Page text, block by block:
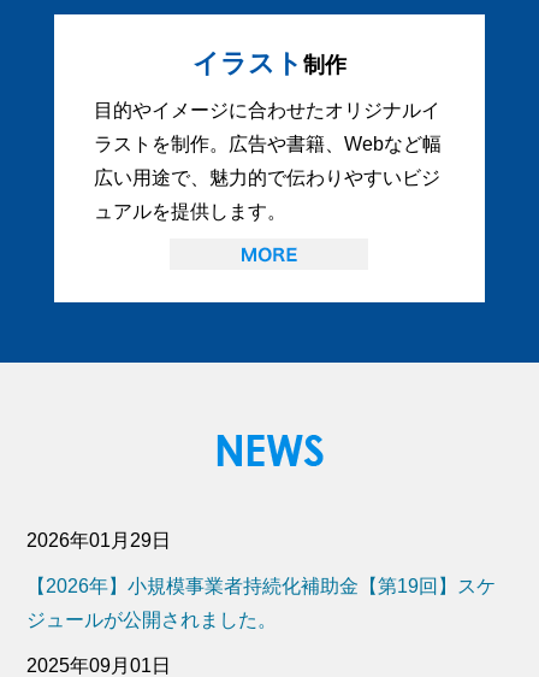
イラスト 制作
目的やイメージに合わせたオリジナルイ
ラストを制作。広告や書籍、Webなど幅
広い用途で、魅力的で伝わりやすいビジ
ュアルを提供します。
2026年01月29日
【2026年】小規模事業者持続化補助金【第19回】スケ
ジュールが公開されました。
2025年09月01日